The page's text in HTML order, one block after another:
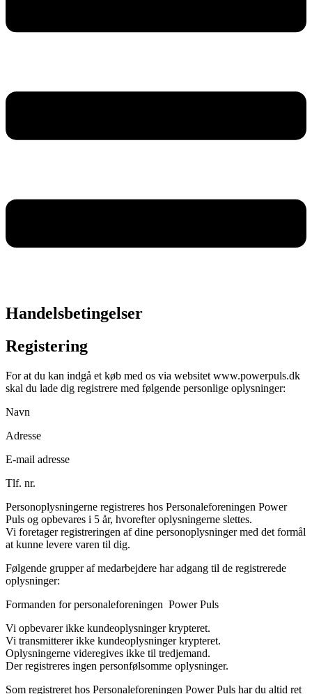
Handelsbetingelser
Registering
For at du kan indgå et køb med os via websitet www.powerpuls.dk
skal du lade dig registrere med følgende personlige oplysninger:
Navn
Adresse
E-mail adresse
Tlf. nr.
Personoplysningerne registreres hos Personaleforeningen Power
Puls og opbevares i 5 år, hvorefter oplysningerne slettes.
Vi foretager registreringen af dine personoplysninger med det formål
at kunne levere varen til dig.
Følgende grupper af medarbejdere har adgang til de registrerede
oplysninger:
Formanden for personaleforeningen Power Puls
Vi opbevarer ikke kundeoplysninger krypteret.
Vi transmitterer ikke kundeoplysninger krypteret.
Oplysningerne videregives ikke til tredjemand.
Der registreres ingen personfølsomme oplysninger.
Som registreret hos Personaleforeningen Power Puls har du altid ret